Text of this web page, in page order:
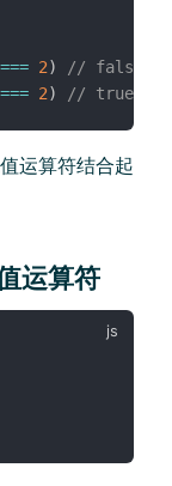
=== 2)
// false
=== 2) // true
运算符结合起
运算符